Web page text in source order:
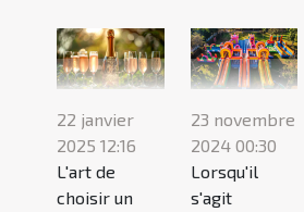
22 janvier
2025 12:16
L'art de
choisir un
23 novembre
2024 00:30
Lorsqu'il
s'agit